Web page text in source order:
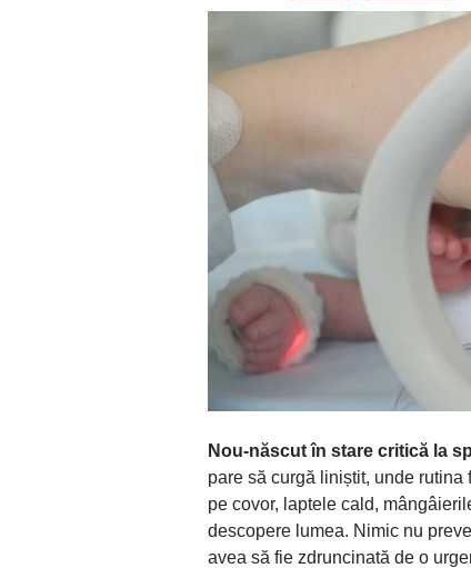
Nou-născut în stare critică la
pare să curgă liniștit, unde
pe covor, laptele cald,
descopere lumea. Nimic nu
avea să fie zdruncinată de o